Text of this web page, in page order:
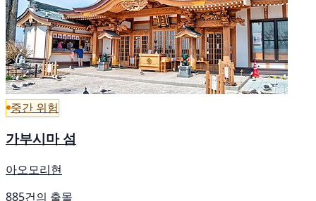
중간 위험
가부시마 섬
아오모리현
885건의 출몰